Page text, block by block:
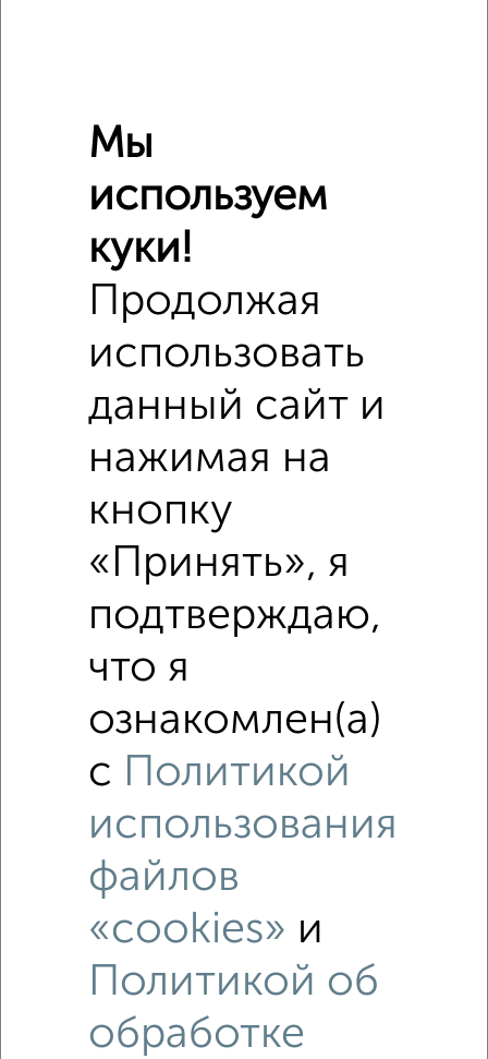
Сравнение средних цен
1‑комнатные квартиры с похожей площадью ±10%
Это предложение
Похожие предложения рядом
1‑комнатные квартиры недалеко от Московское шоссе 15
Мы
используем
куки!
Продолжая
использовать
данный сайт и
нажимая на
кнопку
«Принять», я
подтверждаю,
что я
ознакомлен(а)
с Политикой
использования
файлов
«cookies» и
Политикой об
обработке